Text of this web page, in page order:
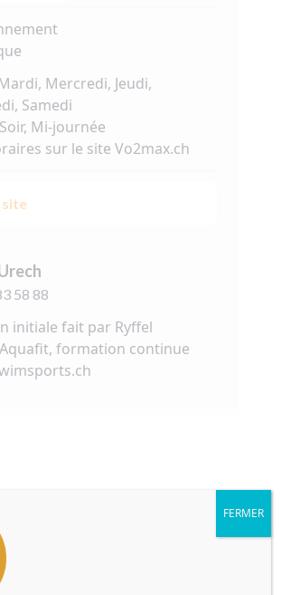
Mercredi, Jeudi,
Samedi
Mi-journée
sur le site Vo2max.ch
site
58 88
initiale fait par Ryffel
formation continue
FERMER